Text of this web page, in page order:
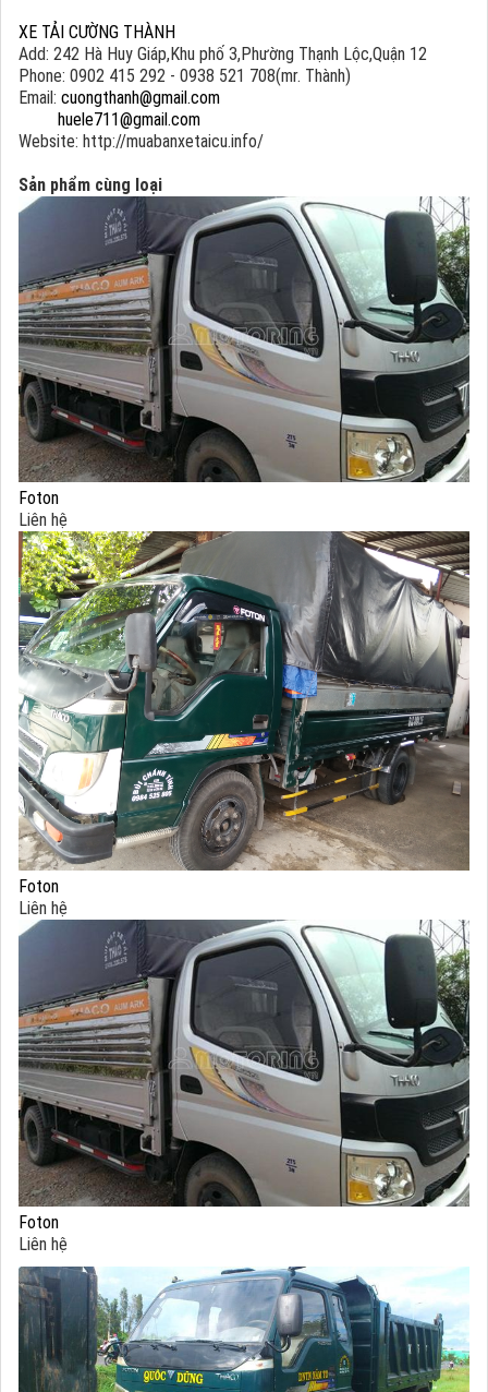
XE TẢI CƯỜNG THÀNH
Add: 242 Hà Huy Giáp,Khu phố 3,Phường Thạnh Lộc,Quận 12
Phone: 0902 415 292 - 0938 521 708(mr. Thành)
Email: cuongthanh@gmail.com
huele711@gmail.com
Website: http://muabanxetaicu.info/
Sản phẩm cùng loại
Foton
Liên hệ
Foton
Liên hệ
Foton
Liên hệ